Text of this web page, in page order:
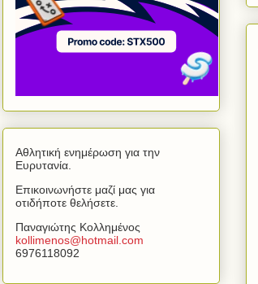
Αθλητική ενημέρωση για την
Ευρυτανία.
Επικοινωνήστε μαζί μας για
οτιδήποτε θελήσετε.
Παναγιώτης Κολλημένος
kollimenos@hotmail com
6976118092